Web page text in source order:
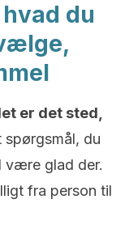
du
er det sted,
spørgsmål, du
være glad der.
fra person til